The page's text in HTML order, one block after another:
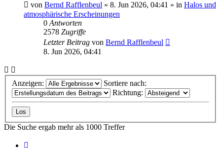
von Bernd Rafflenbeul » 8. Jun 2026, 04:41 » in Halos und
atmosphärische Erscheinungen
0 Antworten
2578 Zugriffe
Letzter Beitrag von Bernd Rafflenbeul
8. Jun 2026, 04:41
Anzeigen:
Sortiere nach:
Richtung:
Die Suche ergab mehr als 1000 Treffer